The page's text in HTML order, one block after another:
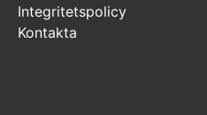
Integritetspolicy
Kontakta